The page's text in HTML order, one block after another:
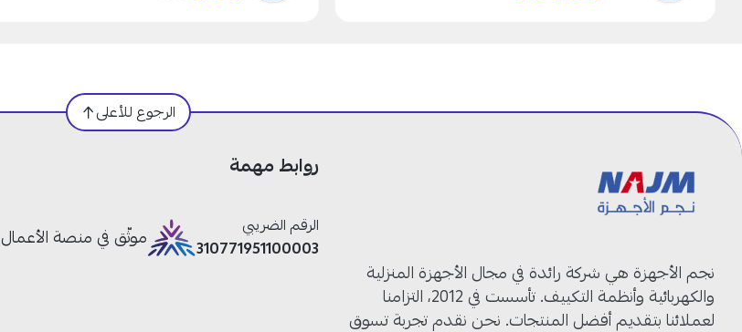
الرجوع للأعلى
نجم الأجهزة هي شركة رائدة في مجال الأجهزة المنزلية
والكهربائية وأنظمة التكييف. تأسست في 2012، التزامنا
لعملائنا بتقديم أفضل المنتجات. نحن نقدم تجربة تسوق
روابط مهمة
الرقم الضريبي
310771951100003
موثّق في منصة الأعمال